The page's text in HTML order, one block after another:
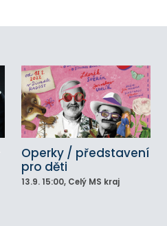
Operky / představení
pro děti
13.9. 15:00, Celý MS kraj